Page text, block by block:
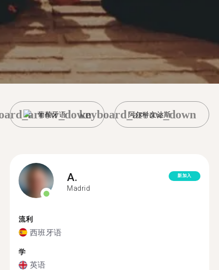
葡萄牙语 阿尔科文达斯
keyboard_arrow_down
A.
Madrid
新加入
流利
西班牙语
学
英语